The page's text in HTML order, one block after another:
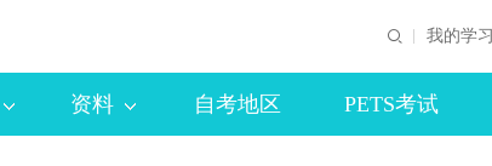
我的学习
资料 自考地区 PETS考试